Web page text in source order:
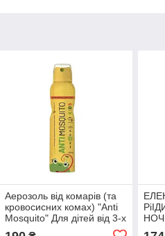
Аерозоль від комарів (та
кровосисних комах) "Anti
Mosquito" Для дітей від 3-х
років, 100мл [tsi295461-